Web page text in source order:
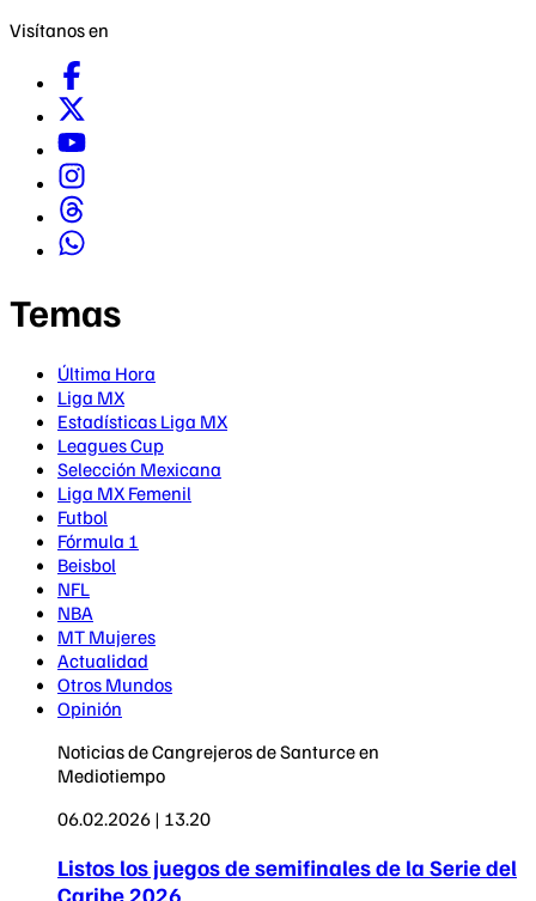
Visítanos en
Temas
Última Hora
Liga MX
Estadísticas Liga MX
Leagues Cup
Selección Mexicana
Liga MX Femenil
Futbol
Fórmula 1
Beisbol
NFL
NBA
MT Mujeres
Actualidad
Otros Mundos
Opinión
Noticias de Cangrejeros de Santurce en
Mediotiempo
06.02.2026 | 13.20
Listos los juegos de semifinales de la Serie del
Caribe 2026